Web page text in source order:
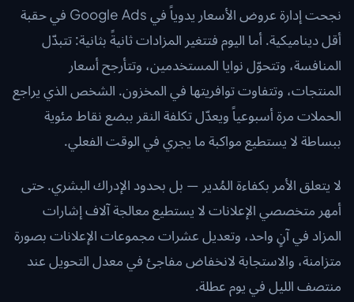
نجحت إدارة عروض الأسعار يدوياً في Google Ads في حقبة
أقل ديناميكية. أما اليوم فتتغير المزادات ثانيةً بثانية: تتبدّل
المنافسة، وتتحوّل نوايا المستخدمين، وتتأرجح أسعار
المنتجات، وتتفاوت توافريتها في المخزون. الشخص الذي يراجع
الحملات مرة أسبوعياً ويعدّل تكلفة النقر ببضع نقاط مئوية
ببساطة لا يستطيع مواكبة ما يجري في الوقت الفعلي.
لا يتعلق الأمر بكفاءة المُدير — بل بحدود الإدراك البشري. حتى
أمهر متخصصي الإعلانات لا يستطيع معالجة آلاف إشارات
المزاد في آنٍ واحد، وتعديل عشرات مجموعات الإعلانات بصورة
متزامنة، والاستجابة لانخفاض مفاجئ في معدل التحويل عند
منتصف الليل في يوم عطلة.